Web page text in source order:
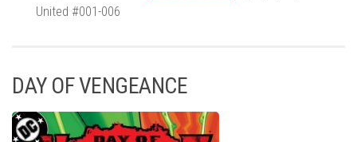
United #001-006
DAY OF VENGEANCE